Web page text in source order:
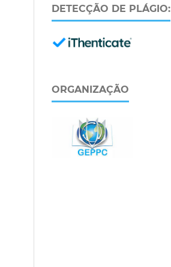
DETECÇÃO DE PLÁGIO:
ORGANIZAÇÃO